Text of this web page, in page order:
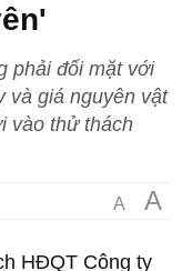
phải đối mặt với
và giá nguyên vật
vào thử thách
A A
HĐQT Công ty